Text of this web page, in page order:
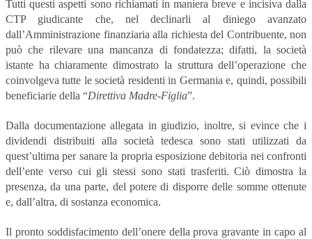
Tutti questi aspetti sono richiamati in maniera breve e incisiva dalla
CTP giudicante che, nel declinarli al diniego avanzato
dall’Amministrazione finanziaria alla richiesta del Contribuente, non
può che rilevare una mancanza di fondatezza; difatti, la società
istante ha chiaramente dimostrato la struttura dell’operazione che
coinvolgeva tutte le società residenti in Germania e, quindi, possibili
beneficiarie della “Direttiva Madre-Figlia”.
Dalla documentazione allegata in giudizio, inoltre, si evince che i
dividendi distribuiti alla società tedesca sono stati utilizzati da
quest’ultima per sanare la propria esposizione debitoria nei confronti
dell’ente verso cui gli stessi sono stati trasferiti. Ciò dimostra la
presenza, da una parte, del potere di disporre delle somme ottenute
e, dall’altra, di sostanza economica.
Il pronto soddisfacimento dell’onere della prova gravante in capo al